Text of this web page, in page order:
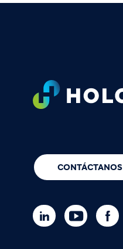
CONTÁCTANOS